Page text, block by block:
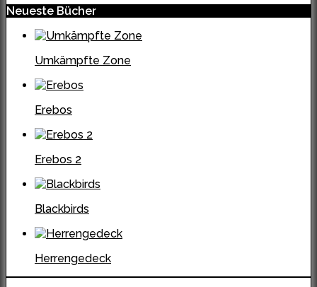
Neueste Bücher
Umkämpfte Zone
Erebos
Erebos 2
Blackbirds
Herrengedeck